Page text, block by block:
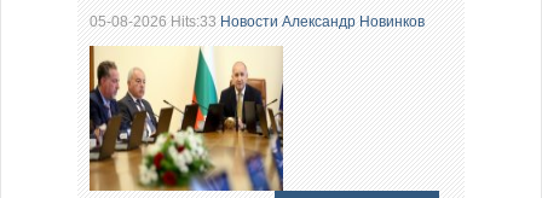
05-08-2026 Hits:33Новости Александр Новинков